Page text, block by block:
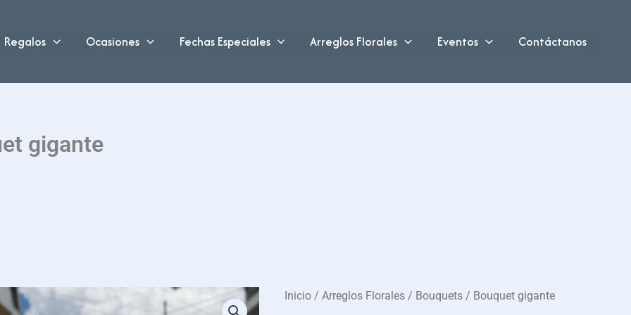
Regalos Ocasiones Fechas Especiales Arreglos Florales Eventos Contáctanos
gigante
Inicio /Arreglos Florales / Bouquets / Bouquet gigante